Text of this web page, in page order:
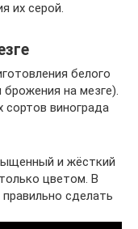
их серой.
белого
брожения на мезге).
сортов винограда
и жёсткий
цветом. В
сделать